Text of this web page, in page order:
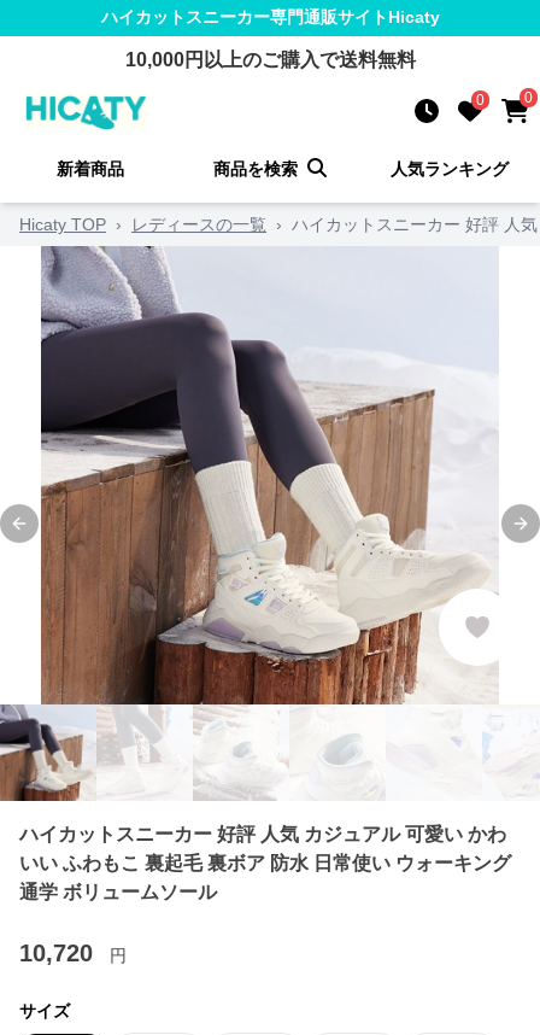
ハイカットスニーカー専門通販サイトHicaty
10,000円以上のご購入で送料無料
0 0
新着商品 商品を検索 人気ランキング
Hicaty TOP › レディースの一覧 › ハイカットスニーカー 好評 人
Previous slide
ハイカットスニーカー 好評 人気 カジュアル 可愛い かわ
いい ふわもこ 裏起毛 裏ボア 防水 日常使い ウォーキング
通学 ボリュームソール
10,720 円
サイズ